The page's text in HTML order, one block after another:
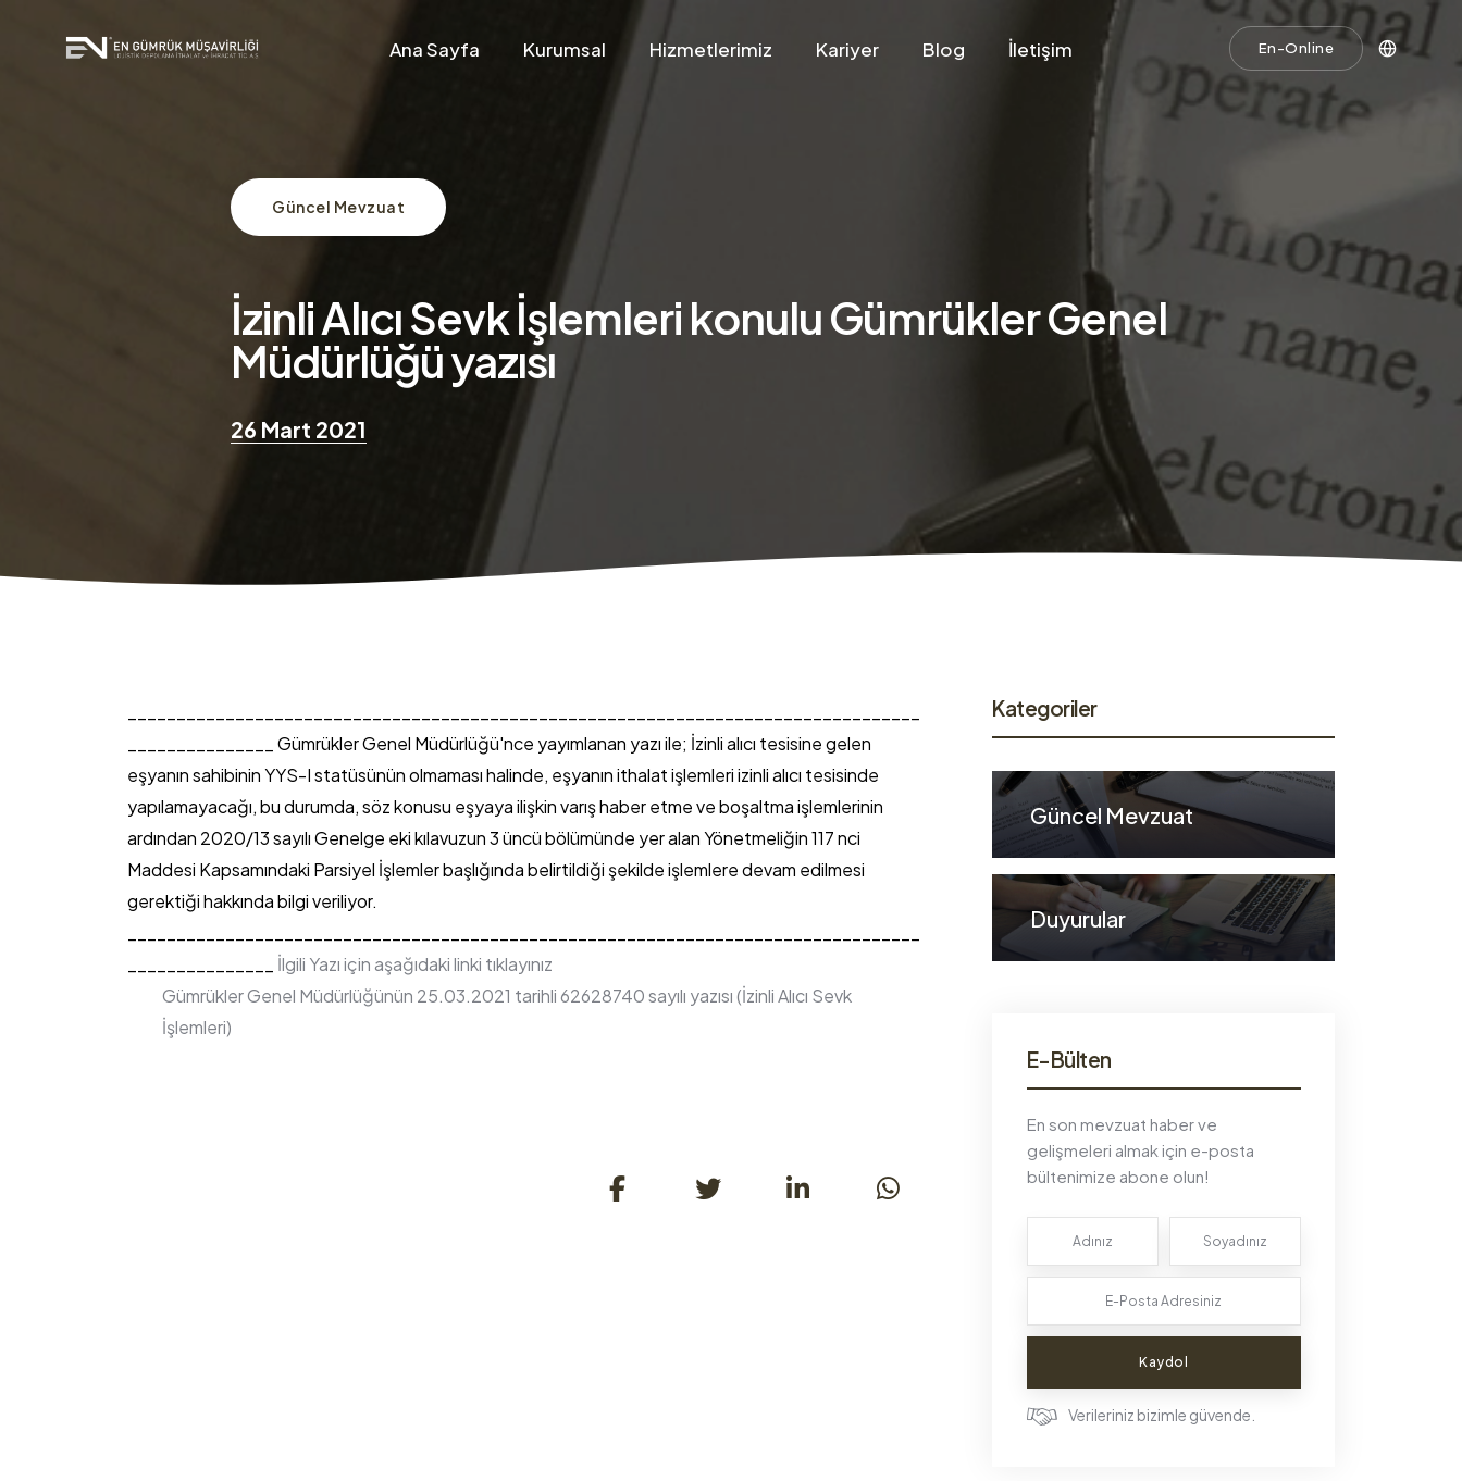
Ana Sayfa Kurumsal Hizmetlerimiz Kariyer Blog İletişim En-Online
Güncel Mevzuat
İzinli Alıcı Sevk İşlemleri konulu Gümrükler Genel
Müdürlüğü yazısı
26 Mart 2021
Gümrükler Genel Müdürlüğü'nce yayımlanan yazı ile; İzinli alıcı tesisine gelen
eşyanın sahibinin YYS-I statüsünün olmaması halinde, eşyanın ithalat işlemleri izinli alıcı tesisinde
yapılamayacağı, bu durumda, söz konusu eşyaya ilişkin varış haber etme ve boşaltma işlemlerinin
ardından 2020/13 sayılı Genelge eki kılavuzun 3 üncü bölümünde yer alan Yönetmeliğin 117 nci
Maddesi Kapsamındaki Parsiyel İşlemler başlığında belirtildiği şekilde işlemlere devam edilmesi
gerektiği hakkında bilgi veriliyor.
İlgili Yazı için aşağıdaki linki tıklayınız
Gümrükler Genel Müdürlüğünün 25.03.2021 tarihli 62628740 sayılı yazısı (İzinli Alıcı Sevk
İşlemleri)
Kategoriler
Güncel Mevzuat
Duyurular
E-Bülten
En son mevzuat haber ve
gelişmeleri almak için e-posta
bültenimize abone olun!
Kaydol
Verileriniz bizimle güvende.